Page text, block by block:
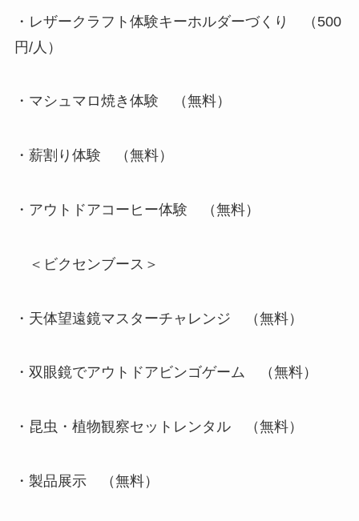
・レザークラフト体験キーホルダーづくり （500
円/人）
・マシュマロ焼き体験 （無料）
・薪割り体験 （無料）
・アウトドアコーヒー体験 （無料）
＜ビクセンブース＞
・天体望遠鏡マスターチャレンジ （無料）
・双眼鏡でアウトドアビンゴゲーム （無料）
・昆虫・植物観察セットレンタル （無料）
・製品展示 （無料）